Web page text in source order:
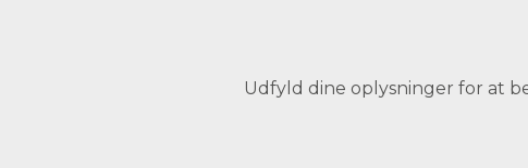
Udfyld dine oplysninger for at